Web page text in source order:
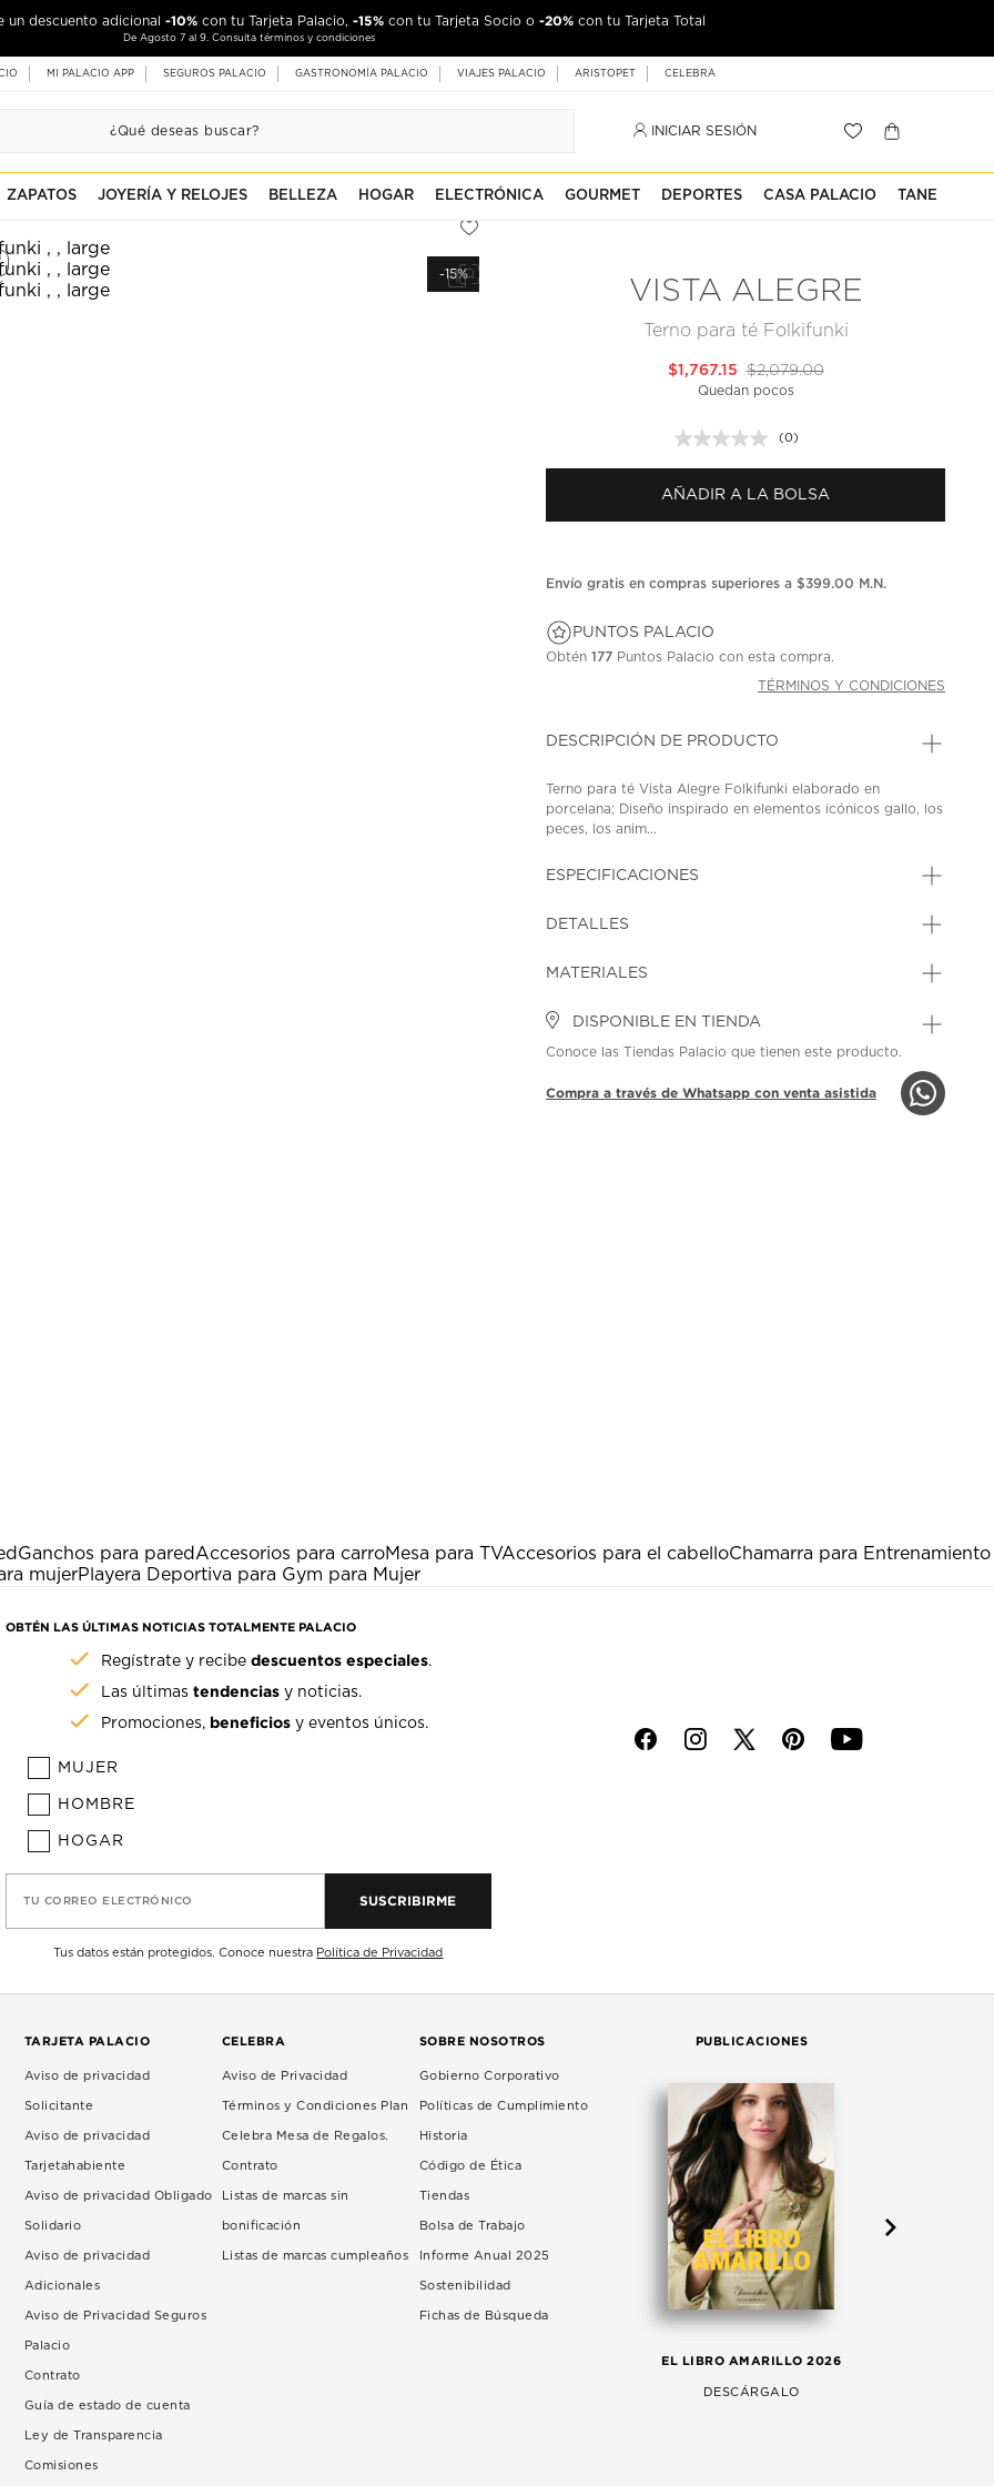
un descuento adicional -10% con tu Tarjeta Palacio, -15% con tu Tarjeta Socio o -20% con tu Tarjeta Total
De Agosto 7 al 9. Consulta términos y condiciones
MI PALACIO APP SEGUROS PALACIO GASTRONOMÍA PALACIO VIAJES PALACIO ARISTOPET CELEBRA
INICIAR SESIÓN
ZAPATOS JOYERÍA Y RELOJES BELLEZA HOGAR ELECTRÓNICA GOURMET DEPORTES CASA PALACIO TANE
-15%
VISTA ALEGRE
Terno para té Folkifunki
$2,079.00
$1,767.15
Quedan pocos
Sin
puntuación.
en
la
(0)
AÑADIR A LA BOLSA
Envío gratis en compras superiores a $399.00 M.N.
PUNTOS PALACIO
Obtén177 Puntos Palacio con esta compra.
TÉRMINOS Y CONDICIONES
DESCRIPCIÓN DE PRODUCTO
Terno para té Vista Alegre Folkifunki elaborado en
porcelana; Diseño inspirado en elementos icónicos gallo, los
peces, los anim...
ESPECIFICACIONES
DETALLES
MATERIALES
DISPONIBLE EN TIENDA
Conoce las Tiendas Palacio que tienen este producto.
Compra a través de Whatsapp con venta asistida
Ganchos para paredAccesorios para carroMesa para TVAccesorios para el cabelloChamarra para Entrenamiento
mujerPlayera Deportiva para Gym para Mujer
OBTÉN LAS ÚLTIMAS NOTICIAS TOTALMENTE PALACIO
Regístrate y recibedescuentos especiales.
Las últimastendencias y noticias.
Promociones, beneficios y eventos únicos.
MUJER
HOMBRE
HOGAR
TU CORREO ELECTRÓNICO SUSCRIBIRME
Tus datos están protegidos. Conoce nuestra Política de Privacidad
f i p y
TARJETA PALACIO
Aviso de privacidad
Solicitante
Aviso de privacidad
Tarjetahabiente
Aviso de privacidad Obligado
Solidario
Aviso de privacidad
Adicionales
Aviso de Privacidad Seguros
Palacio
Contrato
Guía de estado de cuenta
Ley de Transparencia
Comisiones
CELEBRA
Aviso de Privacidad
Términos y Condiciones Plan
Celebra Mesa de Regalos.
Contrato
Listas de marcas sin
bonificación
Listas de marcas cumpleaños
SOBRE NOSOTROS
Gobierno Corporativo
Políticas de Cumplimiento
Historia
Código de Ética
Tiendas
Bolsa de Trabajo
Informe Anual 2025
Sostenibilidad
Fichas de Búsqueda
PUBLICACIONES
EL LIBRO AMARILLO 2026
DESCÁRGALO